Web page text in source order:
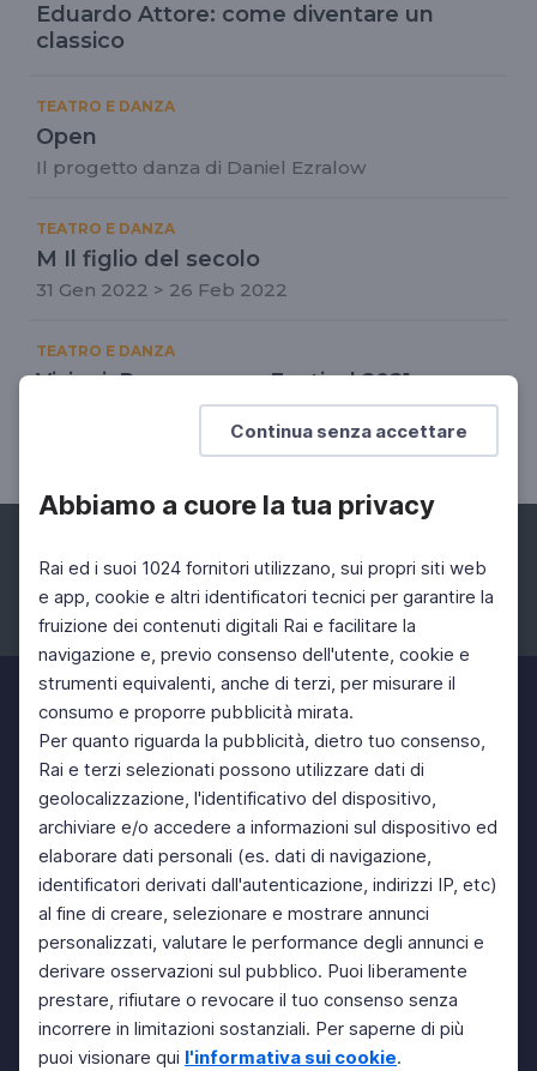
Continua senza accettare
Abbiamo a cuore la tua privacy
Rai ed i suoi 1024 fornitori utilizzano, sui propri siti web
e app, cookie e altri identificatori tecnici per garantire la
fruizione dei contenuti digitali Rai e facilitare la
navigazione e, previo consenso dell'utente, cookie e
strumenti equivalenti, anche di terzi, per misurare il
consumo e proporre pubblicità mirata.
Per quanto riguarda la pubblicità, dietro tuo consenso,
Rai e terzi selezionati possono utilizzare dati di
geolocalizzazione, l'identificativo del dispositivo,
archiviare e/o accedere a informazioni sul dispositivo ed
elaborare dati personali (es. dati di navigazione,
identificatori derivati dall'autenticazione, indirizzi IP, etc)
al fine di creare, selezionare e mostrare annunci
personalizzati, valutare le performance degli annunci e
derivare osservazioni sul pubblico. Puoi liberamente
prestare, rifiutare o revocare il tuo consenso senza
incorrere in limitazioni sostanziali. Per saperne di più
puoi visionare qui l'informativa sui cookie.
Eduardo Attore: come diventare un
classico
TEATRO E DANZA
Open
Il progetto danza di Daniel Ezralow
TEATRO E DANZA
M Il figlio del secolo
31 Gen 2022 > 26 Feb 2022
TEATRO E DANZA
Visioni: Romaeuropa Festival 2021
Il Romaeuropa Festival 2021 raccontato in una
puntata del programma "Visioni"
Facebook Instagram Twitter